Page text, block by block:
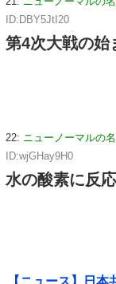
ID:DBY5JtI20
第4次大戦の始
22: ニューノーマルの
ID:wjGHay9H0
水の酸素に反